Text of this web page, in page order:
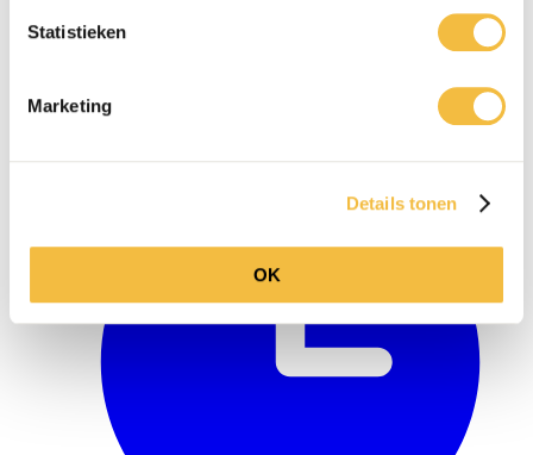
Statistieken
Marketing
Details tonen
OK
info@ballegooyenmodes.com